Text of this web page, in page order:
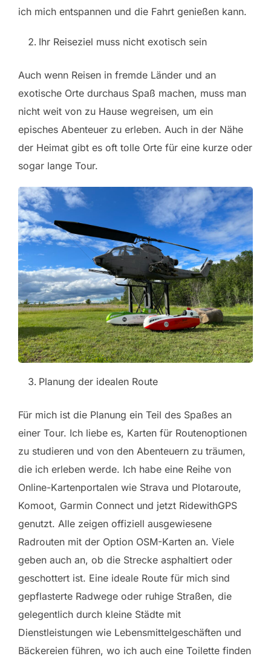
ich mich entspannen und die Fahrt genießen kann.
Ihr Reiseziel muss nicht exotisch sein
Auch wenn Reisen in fremde Länder und an
exotische Orte durchaus Spaß machen, muss man
nicht weit von zu Hause wegreisen, um ein
episches Abenteuer zu erleben. Auch in der Nähe
der Heimat gibt es oft tolle Orte für eine kurze oder
sogar lange Tour.
Planung der idealen Route
Für mich ist die Planung ein Teil des Spaßes an
einer Tour. Ich liebe es, Karten für Routenoptionen
zu studieren und von den Abenteuern zu träumen,
die ich erleben werde. Ich habe eine Reihe von
Online-Kartenportalen wie Strava und Plotaroute,
Komoot, Garmin Connect und jetzt RidewithGPS
genutzt. Alle zeigen offiziell ausgewiesene
Radrouten mit der Option OSM-Karten an. Viele
geben auch an, ob die Strecke asphaltiert oder
geschottert ist. Eine ideale Route für mich sind
gepflasterte Radwege oder ruhige Straßen, die
gelegentlich durch kleine Städte mit
Dienstleistungen wie Lebensmittelgeschäften und
Bäckereien führen, wo ich auch eine Toilette finden